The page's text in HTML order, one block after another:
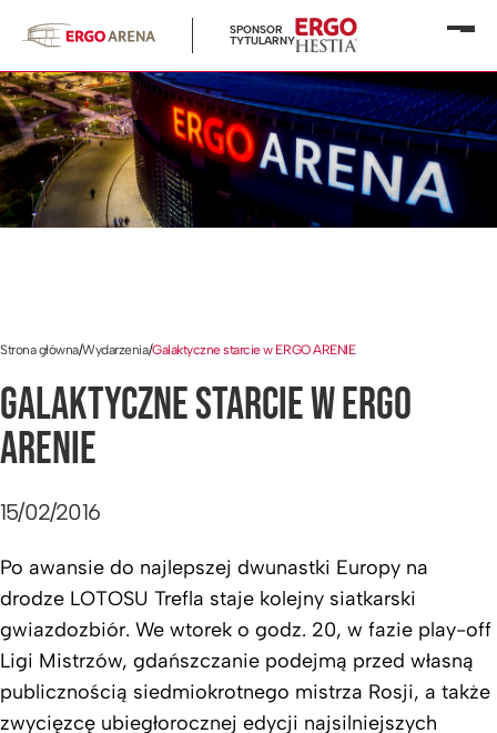
SPONSOR
TYTULARNY
Strona główna/Wydarzenia/Galaktyczne starcie w ERGO ARENIE
GALAKTYCZNE STARCIE W ERGO
ARENIE
15/02/2016
Po awansie do najlepszej dwunastki Europy na
drodze LOTOSU Trefla staje kolejny siatkarski
gwiazdozbiór. We wtorek o godz. 20, w fazie play-off
Ligi Mistrzów, gdańszczanie podejmą przed własną
publicznością siedmiokrotnego mistrza Rosji, a także
zwycięzcę ubiegłorocznej edycji najsilniejszych